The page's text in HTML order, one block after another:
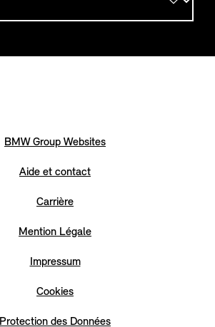
BMW Group Websites
Aide et contact
Carrière
Mention Légale
Impressum
Cookies
Protection des Données